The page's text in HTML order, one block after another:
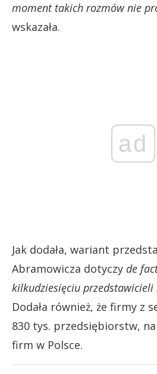
moment takich rozmów nie
wskazała.
ad
Jak dodała, wariant
Abramowicza dotyczy de
kilkudziesięciu przedstawicieli
Dodała również, że firmy z
830 tys. przedsiębiorstw,
firm w Polsce.